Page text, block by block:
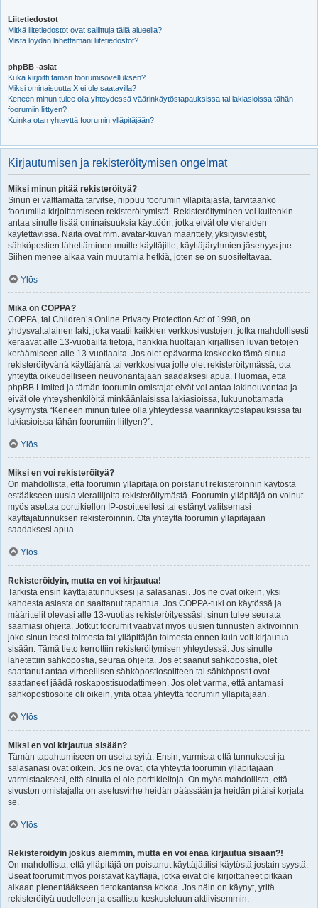
Liitetiedostot
Mitkä liitetiedostot ovat sallittuja tällä alueella?
Mistä löydän lähettämäni liitetiedostot?
phpBB -asiat
Kuka kirjoitti tämän foorumisovelluksen?
Miksi ominaisuutta X ei ole saatavilla?
Keneen minun tulee olla yhteydessä väärinkäytöstapauksissa tai lakiasioissa tähän
foorumiin liittyen?
Kuinka otan yhteyttä foorumin ylläpitäjään?
Kirjautumisen ja rekisteröitymisen ongelmat
Miksi minun pitää rekisteröityä?
Sinun ei välttämättä tarvitse, riippuu foorumin ylläpitäjästä, tarvitaanko
foorumilla kirjoittamiseen rekisteröitymistä. Rekisteröityminen voi kuitenkin
antaa sinulle lisää ominaisuuksia käyttöön, jotka eivät ole vieraiden
käytettävissä. Näitä ovat mm. avatar-kuvan määrittely, yksityisviestit,
sähköpostien lähettäminen muille käyttäjille, käyttäjäryhmien jäsenyys jne.
Siihen menee aikaa vain muutamia hetkiä, joten se on suositeltavaa.
Ylös
Mikä on COPPA?
COPPA, tai Children’s Online Privacy Protection Act of 1998, on
yhdysvaltalainen laki, joka vaatii kaikkien verkkosivustojen, jotka mahdollisesti
keräävät alle 13-vuotiailta tietoja, hankkia huoltajan kirjallisen luvan tietojen
keräämiseen alle 13-vuotiaalta. Jos olet epävarma koskeeko tämä sinua
rekisteröityvänä käyttäjänä tai verkkosivua jolle olet rekisteröitymässä, ota
yhteyttä oikeudelliseen neuvonantajaan saadaksesi apua. Huomaa, että
phpBB Limited ja tämän foorumin omistajat eivät voi antaa lakineuvontaa ja
eivät ole yhteyshenkilöitä minkäänlaisissa lakiasioissa, lukuunottamatta
kysymystä “Keneen minun tulee olla yhteydessä väärinkäytöstapauksissa tai
lakiasioissa tähän foorumiin liittyen?”.
Ylös
Miksi en voi rekisteröityä?
On mahdollista, että foorumin ylläpitäjä on poistanut rekisteröinnin käytöstä
estääkseen uusia vierailijoita rekisteröitymästä. Foorumin ylläpitäjä on voinut
myös asettaa porttikiellon IP-osoitteellesi tai estänyt valitsemasi
käyttäjätunnuksen rekisteröinnin. Ota yhteyttä foorumin ylläpitäjään
saadaksesi apua.
Ylös
Rekisteröidyin, mutta en voi kirjautua!
Tarkista ensin käyttäjätunnuksesi ja salasanasi. Jos ne ovat oikein, yksi
kahdesta asiasta on saattanut tapahtua. Jos COPPA-tuki on käytössä ja
määrittelit olevasi alle 13-vuotias rekisteröityessäsi, sinun tulee seurata
saamiasi ohjeita. Jotkut foorumit vaativat myös uusien tunnusten aktivoinnin
joko sinun itsesi toimesta tai ylläpitäjän toimesta ennen kuin voit kirjautua
sisään. Tämä tieto kerrottiin rekisteröitymisen yhteydessä. Jos sinulle
lähetettiin sähköpostia, seuraa ohjeita. Jos et saanut sähköpostia, olet
saattanut antaa virheellisen sähköpostiosoitteen tai sähköpostit ovat
saattaneet jäädä roskapostisuodattimeen. Jos olet varma, että antamasi
sähköpostiosoite oli oikein, yritä ottaa yhteyttä foorumin ylläpitäjään.
Ylös
Miksi en voi kirjautua sisään?
Tämän tapahtumiseen on useita syitä. Ensin, varmista että tunnuksesi ja
salasanasi ovat oikein. Jos ne ovat, ota yhteyttä foorumin ylläpitäjään
varmistaaksesi, että sinulla ei ole porttikieltoja. On myös mahdollista, että
sivuston omistajalla on asetusvirhe heidän päässään ja heidän pitäisi korjata
se.
Ylös
Rekisteröidyin joskus aiemmin, mutta en voi enää kirjautua sisään?!
On mahdollista, että ylläpitäjä on poistanut käyttäjätilisi käytöstä jostain syystä.
Useat foorumit myös poistavat käyttäjiä, jotka eivät ole kirjoittaneet pitkään
aikaan pienentääkseen tietokantansa kokoa. Jos näin on käynyt, yritä
rekisteröityä uudelleen ja osallistu keskusteluun aktiivisemmin.